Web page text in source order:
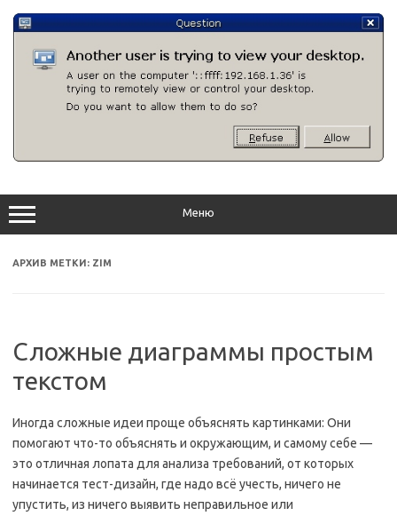
содержимому
Меню
АРХИВ МЕТКИ: ZIM
Сложные диаграммы простым
текстом
Иногда сложные идеи проще объяснять картинками: Они
помогают что-то объяснять и окружающим, и самому себе —
это отличная лопата для анализа требований, от которых
начинается тест-дизайн, где надо всё учесть, ничего не
упустить, из ничего выявить неправильное или